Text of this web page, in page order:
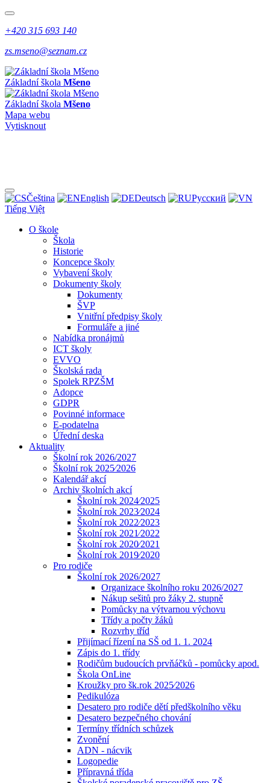
+420 315 693 140
zs.mseno@seznam.cz
Základní škola Mšeno
Základní škola Mšeno
Mapa webu
Vytisknout
Čeština English Deutsch
Pусский
Tiếng Việt
O škole
Škola
Historie
Koncepce školy
Vybavení školy
Dokumenty školy
Dokumenty
ŠVP
Vnitřní předpisy školy
Formuláře a jiné
Nabídka pronájmů
ICT školy
EVVO
Školská rada
Spolek RPZŠM
Adopce
GDPR
Povinné informace
E-podatelna
Úřední deska
Aktuality
Školní rok 2026/2027
Školní rok 2025⁄2026
Kalendář akcí
Archiv školních akcí
Školní rok 2024⁄2025
Školní rok 2023⁄2024
Školní rok 2022⁄2023
Školní rok 2021⁄2022
Školní rok 2020⁄2021
Školní rok 2019⁄2020
Pro rodiče
Školní rok 2026/2027
Organizace školního roku 2026/2027
Nákup sešitů pro žáky 2. stupně
Pomůcky na výtvarnou výchovu
Třídy a počty žáků
Rozvrhy tříd
Přijímací řízení na SŠ od 1. 1. 2024
Zápis do 1. třídy
Rodičům budoucích prvňáčků - pomůcky apod.
Škola OnLine
Kroužky pro šk.rok 2025⁄2026
Pedikulóza
Desatero pro rodiče dětí předškolního věku
Desatero bezpečného chování
Termíny třídních schůzek
Zvonění
ADN - nácvik
Logopedie
Přípravná třída